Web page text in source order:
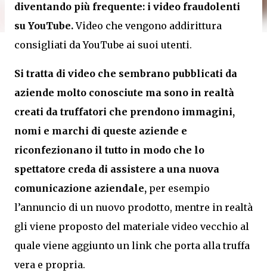
diventando più frequente: i video fraudolenti
su YouTube.Video che vengono addirittura
consigliati da YouTube ai suoi utenti.
Si tratta di video che sembrano pubblicati da
aziende molto conosciute ma sono in realtà
creati da truffatori che prendono immagini,
nomi e marchi di queste aziende e
riconfezionano il tutto in modo che lo
spettatore creda di assistere a una nuova
comunicazione aziendale, per esempio
l’annuncio di un nuovo prodotto, mentre in realtà
gli viene proposto del materiale video vecchio al
quale viene aggiunto un link che porta alla truffa
vera e propria.